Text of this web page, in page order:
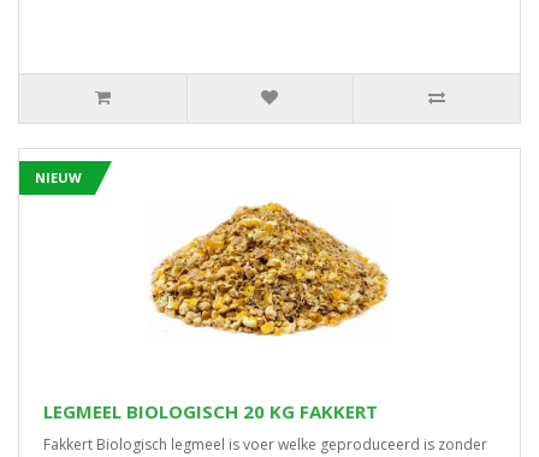
NIEUW
LEGMEEL BIOLOGISCH 20 KG FAKKERT
Fakkert Biologisch legmeel is voer welke geproduceerd is zonder